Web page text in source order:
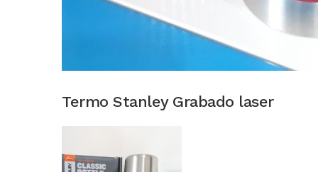
Termo Stanley Grabado laser